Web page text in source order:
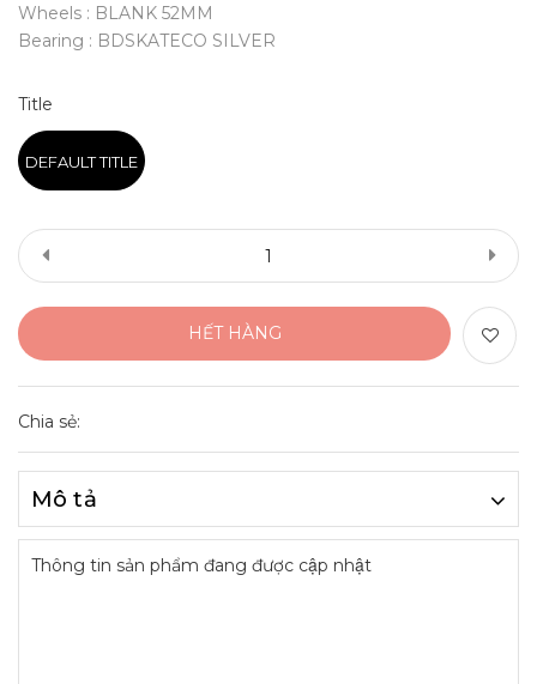
Wheels : BLANK 52MM
Bearing : BDSKATECO SILVER
Title
DEFAULT TITLE
HẾT HÀNG
Chia sẻ:
Mô tả
Thông tin sản phẩm đang được cập nhật